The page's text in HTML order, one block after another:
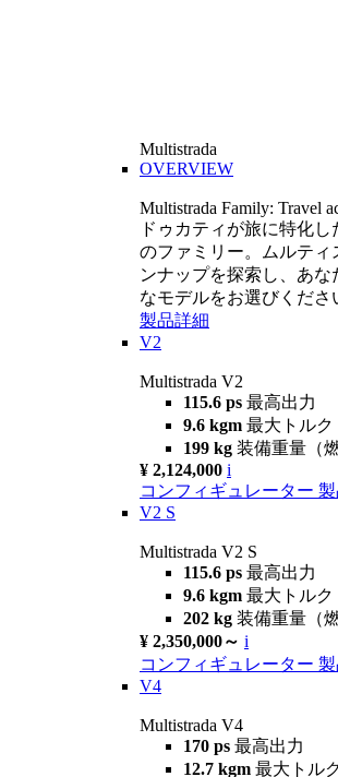
Multistrada
OVERVIEW
Multistrada Family: Travel
ドゥカティが旅に特化
のファミリー。ムルティ
ンナップを探索し、あな
なモデルをお選びくださ
製品詳細
V2
Multistrada V2
115.6 ps 最高出力
9.6 kgm 最大トルク
199 kg 装備重量（
¥ 2,124,000 i
コンフィギュレーター
V2 S
Multistrada V2 S
115.6 ps 最高出力
9.6 kgm 最大トルク
202 kg 装備重量（
¥ 2,350,000～ i
コンフィギュレーター
V4
Multistrada V4
170 ps 最高出力
12.7 kgm 最大トル